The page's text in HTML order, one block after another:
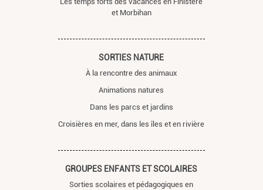
et Morbihan
SORTIES NATURE
À la rencontre des animaux
Animations natures
Dans les parcs et jardins
Croisières en mer, dans les îles et en rivière
GROUPES ENFANTS ET SCOLAIRES
Sorties scolaires et pédagogiques en